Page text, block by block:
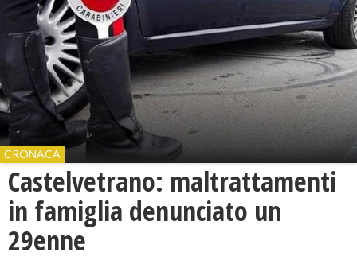
CRONACA
Castelvetrano: maltrattamenti
in famiglia denunciato un
29enne